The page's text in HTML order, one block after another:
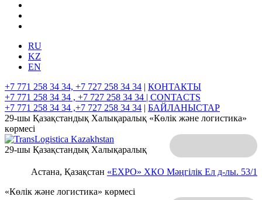
RU
KZ
EN
+7 771 258 34 34, +7 727 258 34 34 | КОНТАКТЫ
+7 771 258 34 34 , +7 727 258 34 34 | CONTACTS
+7 771 258 34 34 ,+7 727 258 34 34 | БАЙЛАНЫСТАР
29-шы Қазақстандық Халықаралық «Көлік және логистика»
көрмесі
Астана, Қазақстан «EXPO» ХКО Мәңгілік Ел д-лы. 53/1
29-шы Қазақстандық Халықаралық
«Көлік және логистика» көрмесі